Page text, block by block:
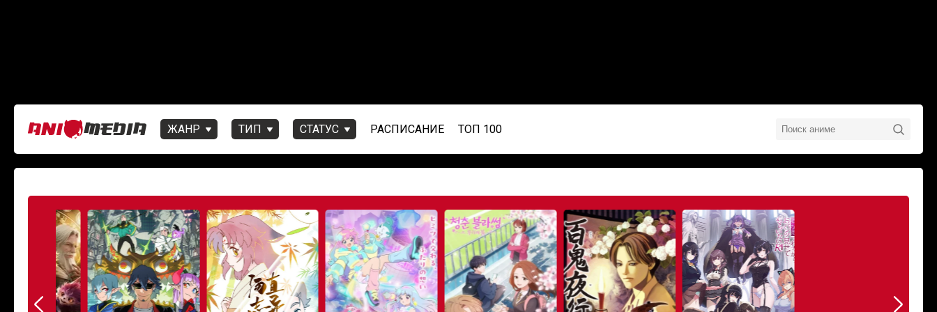
ЖАНР ТИП СТАТУС РАСПИСАНИЕ ТОП 100